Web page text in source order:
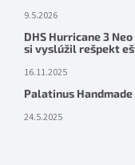
9.5.2026
DHS Hurricane 3
si vyslúžil rešpekt
16.11.2025
Palatinus Handmade
24.5.2025